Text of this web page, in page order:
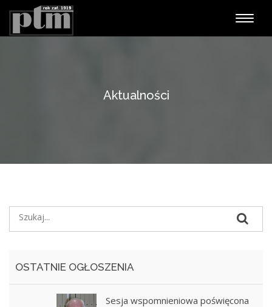
Aktualności
OSTATNIE OGŁOSZENIA
Sesja wspomnieniowa poświęcona